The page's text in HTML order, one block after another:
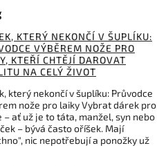
KTERÝ NEKONČÍ V ŠUPLÍKU:
VÝBĚREM NOŽE PRO
KTEŘÍ CHTĚJÍ DAROVAT
NA CELÝ ŽIVOT
který nekončí v šuplíku: Průvodce
nože pro laiky Vybrat dárek pro
– ať už je to táta, manžel, syn nebo
– bývá často oříšek. Mají
nic nepotřebují a ponožky už
14 568 Kč